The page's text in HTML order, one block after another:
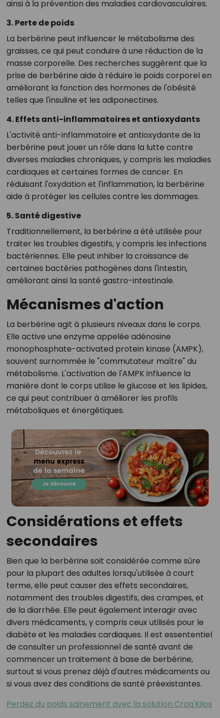
ainsi à la prévention des maladies cardiovasculaires.
3. Perte de poids
La berbérine peut influencer le métabolisme des
graisses, ce qui peut conduire à une réduction de la
masse corporelle. Des recherches suggèrent que la
prise de berbérine aide à réduire le poids corporel en
améliorant la fonction des hormones de l'obésité
telles que l'insuline et les adiponectines.
4. Effets anti-inflammatoires et antioxydants
L'activité anti-inflammatoire et antioxydante de la
berbérine peut jouer un rôle dans la lutte contre
diverses maladies chroniques, y compris les maladies
cardiaques et certaines formes de cancer. En
réduisant l'oxydation et l'inflammation, la berbérine
aide à protéger les cellules contre les dommages.
5. Santé digestive
Traditionnellement, la berbérine a été utilisée pour
traiter les troubles digestifs, y compris les infections
bactériennes. Elle peut inhiber la croissance de
certaines bactéries pathogènes dans l'intestin,
améliorant ainsi la santé gastro-intestinale.
Mécanismes d'action
La berbérine agit à plusieurs niveaux dans le corps.
Elle active une enzyme appelée adénosine
monophosphate-activated protein kinase (AMPK),
souvent surnommée le "commutateur maître" du
métabolisme. L'activation de l'AMPK influence la
manière dont le corps utilise le glucose et les lipides,
ce qui peut contribuer à améliorer les profils
métaboliques et énergétiques.
Considérations et effets
secondaires
Bien que la berbérine soit considérée comme sûre
pour la plupart des adultes lorsqu'utilisée à court
terme, elle peut causer des effets secondaires,
notamment des troubles digestifs, des crampes, et
de la diarrhée. Elle peut également interagir avec
divers médicaments, y compris ceux utilisés pour le
diabète et les maladies cardiaques. Il est essententiel
de consulter un professionnel de santé avant de
commencer un traitement à base de berbérine,
surtout si vous prenez déjà d'autres médicaments ou
si vous avez des conditions de santé préexistantes.
Perdez du poids sainement avec la solution Croq'Kilos